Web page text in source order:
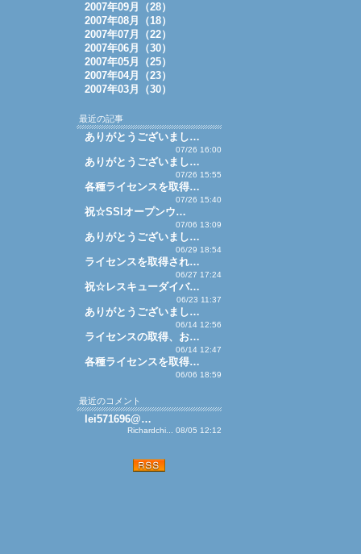
2007年09月（28）
2007年08月（18）
2007年07月（22）
2007年06月（30）
2007年05月（25）
2007年04月（23）
2007年03月（30）
最近の記事
ありがとうございまし…
07/26 16:00
ありがとうございまし…
07/26 15:55
各種ライセンスを取得…
07/26 15:40
祝☆SSIオープンウ…
07/06 13:09
ありがとうございまし…
06/29 18:54
ライセンスを取得され…
06/27 17:24
祝☆レスキューダイバ…
06/23 11:37
ありがとうございまし…
06/14 12:56
ライセンスの取得、お…
06/14 12:47
各種ライセンスを取得…
06/06 18:59
最近のコメント
lei571696@…
Richardchi... 08/05 12:12